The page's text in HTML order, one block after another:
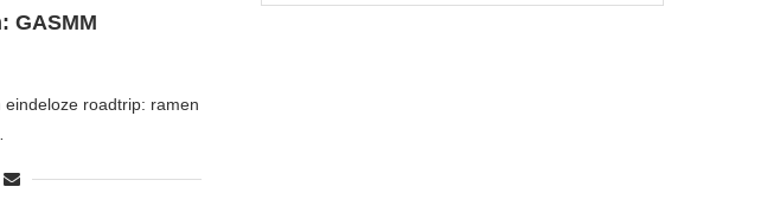
GASMM
roadtrip: ramen